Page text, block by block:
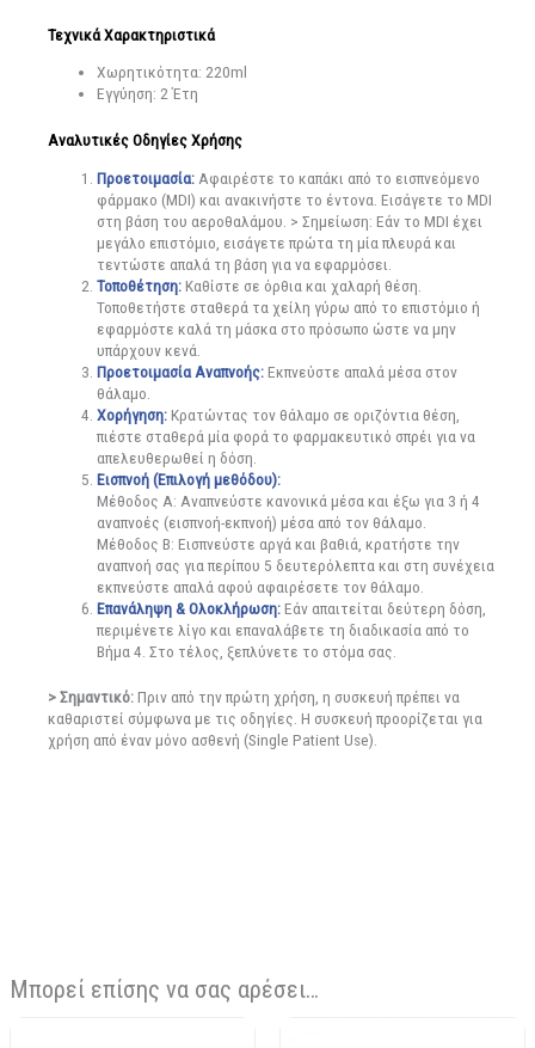
Τεχνικά Χαρακτηριστικά
Χωρητικότητα: 220ml
Εγγύηση: 2 Έτη
Αναλυτικές Οδηγίες Χρήσης
Προετοιμασία: Αφαιρέστε το καπάκι από το εισπνεόμενο
φάρμακο (MDI) και ανακινήστε το έντονα. Εισάγετε το MDI
στη βάση του αεροθαλάμου. > Σημείωση: Εάν το MDI έχει
μεγάλο επιστόμιο, εισάγετε πρώτα τη μία πλευρά και
τεντώστε απαλά τη βάση για να εφαρμόσει.
Τοποθέτηση:Καθίστε σε όρθια και χαλαρή θέση.
Τοποθετήστε σταθερά τα χείλη γύρω από το επιστόμιο ή
εφαρμόστε καλά τη μάσκα στο πρόσωπο ώστε να μην
υπάρχουν κενά.
Προετοιμασία Αναπνοής:Εκπνεύστε απαλά μέσα στον
θάλαμο.
Χορήγηση:Κρατώντας τον θάλαμο σε οριζόντια θέση,
πιέστε σταθερά μία φορά το φαρμακευτικό σπρέι για να
απελευθερωθεί η δόση.
Εισπνοή(Επιλογή μεθόδου):
Μέθοδος Α: Αναπνεύστε κανονικά μέσα και έξω για 3 ή 4
αναπνοές (εισπνοή-εκπνοή) μέσα από τον θάλαμο.
Μέθοδος Β: Εισπνεύστε αργά και βαθιά, κρατήστε την
αναπνοή σας για περίπου 5 δευτερόλεπτα και στη συνέχεια
εκπνεύστε απαλά αφού αφαιρέσετε τον θάλαμο.
Επανάληψη & Ολοκλήρωση:Εάν απαιτείται δεύτερη δόση,
περιμένετε λίγο και επαναλάβετε τη διαδικασία από το
Βήμα 4. Στο τέλος, ξεπλύνετε το στόμα σας.
> Σημαντικό:Πριν από την πρώτη χρήση, η συσκευή πρέπει να
καθαριστεί σύμφωνα με τις οδηγίες. Η συσκευή προορίζεται για
χρήση από έναν μόνο ασθενή (Single Patient Use).
Μπορεί επίσης να σας αρέσει…